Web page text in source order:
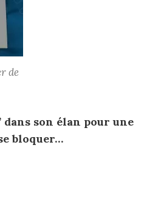
de
dans son élan pour une
bloquer…